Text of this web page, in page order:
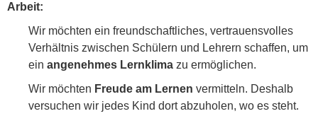
Arbeit:
Wir möchten ein freundschaftliches, vertrauensvolles
Verhältnis zwischen Schülern und Lehrern schaffen, um
ein angenehmes Lernklima zu ermöglichen.
Wir möchten Freude am Lernen vermitteln. Deshalb
versuchen wir jedes Kind dort abzuholen, wo es steht.